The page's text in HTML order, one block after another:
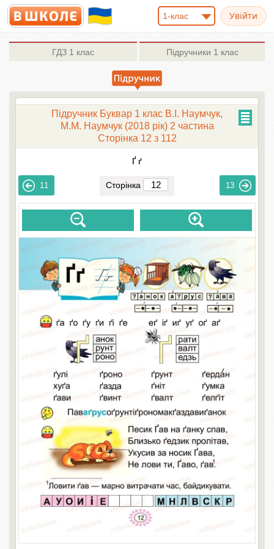
1-клас
ГДЗ 1 клас Підручники 1 клас
Підручник Буквар 1 клас В.І. Наумчук,
М.М. Наумчук (2018 рік) 2 частина
Сторінка 12 з 112
Ґ ґ
11 Сторінка 13